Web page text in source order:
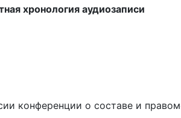
хронология аудиозаписи
конференции о составе и